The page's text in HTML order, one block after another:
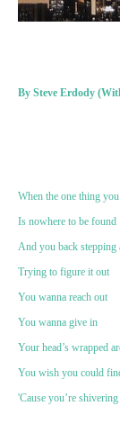
By Steve Erdody
When the one thing
Is nowhere to be found
And you back
Trying to figure it out
You wanna reach out
You wanna give in
Your head’s wrapped
You wish you could
'Cause you’re